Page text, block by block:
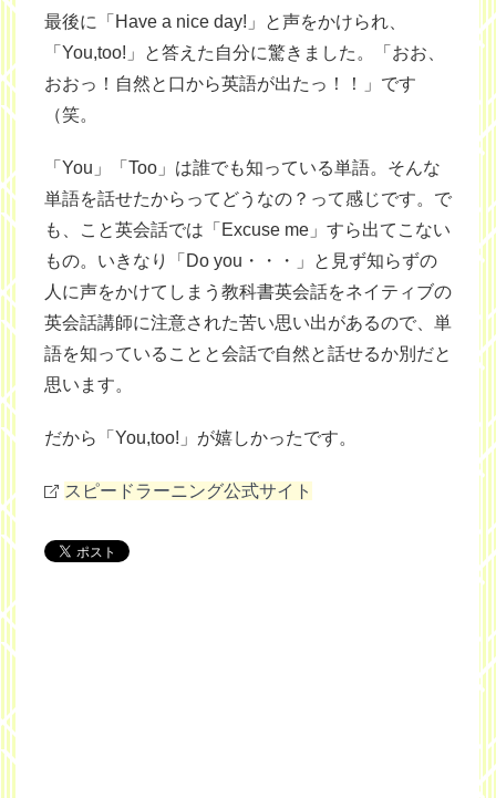
最後に「Have a nice day!」と声をかけられ、
「You,too!」と答えた自分に驚きました。「おお、
おおっ！自然と口から英語が出たっ！！」です
（笑。
「You」「Too」は誰でも知っている単語。そんな
単語を話せたからってどうなの？って感じです。で
も、こと英会話では「Excuse me」すら出てこない
もの。いきなり「Do you・・・」と見ず知らずの
人に声をかけてしまう教科書英会話をネイティブの
英会話講師に注意された苦い思い出があるので、単
語を知っていることと会話で自然と話せるか別だと
思います。
だから「You,too!」が嬉しかったです。
スピードラーニング公式サイト